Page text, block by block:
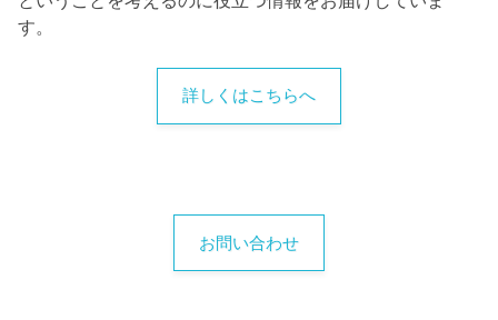
す。
詳しくはこちらへ
お問い合わせ